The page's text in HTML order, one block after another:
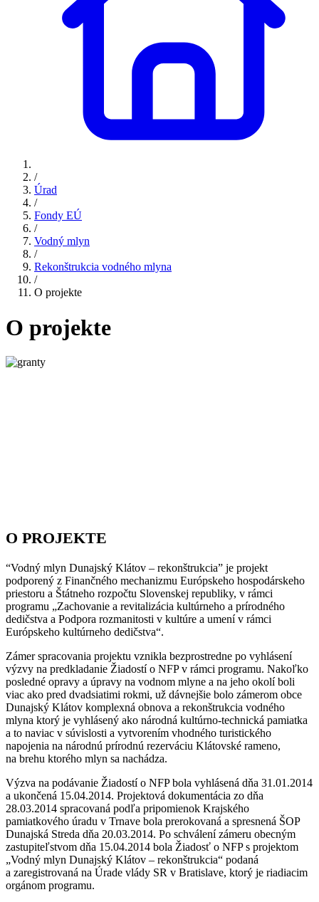
/
Úrad
/
Fondy EÚ
/
Vodný mlyn
/
Rekonštrukcia vodného mlyna
/
O projekte
O projekte
O PROJEKTE
“Vodný mlyn Dunajský Klátov – rekonštrukcia” je projekt
podporený z Finančného mechanizmu Európskeho hospodárskeho
priestoru a Štátneho rozpočtu Slovenskej republiky, v rámci
programu „Zachovanie a revitalizácia kultúrneho a prírodného
dedičstva a Podpora rozmanitosti v kultúre a umení v rámci
Európskeho kultúrneho dedičstva“.
Zámer spracovania projektu vznikla bezprostredne po vyhlásení
výzvy na predkladanie Žiadostí o NFP v rámci programu. Nakoľko
posledné opravy a úpravy na vodnom mlyne a na jeho okolí boli
viac ako pred dvadsiatimi rokmi, už dávnejšie bolo zámerom obce
Dunajský Klátov komplexná obnova a rekonštrukcia vodného
mlyna ktorý je vyhlásený ako národná kultúrno-technická pamiatka
a to naviac v súvislosti a vytvorením vhodného turistického
napojenia na národnú prírodnú rezerváciu Klátovské rameno,
na brehu ktorého mlyn sa nachádza.
Výzva na podávanie Žiadostí o NFP bola vyhlásená dňa 31.01.2014
a ukončená 15.04.2014. Projektová dokumentácia zo dňa
28.03.2014 spracovaná podľa pripomienok Krajského
pamiatkového úradu v Trnave bola prerokovaná a spresnená ŠOP
Dunajská Streda dňa 20.03.2014. Po schválení zámeru obecným
zastupiteľstvom dňa 15.04.2014 bola Žiadosť o NFP s projektom
„Vodný mlyn Dunajský Klátov – rekonštrukcia“ podaná
a zaregistrovaná na Úrade vlády SR v Bratislave, ktorý je riadiacim
orgánom programu.